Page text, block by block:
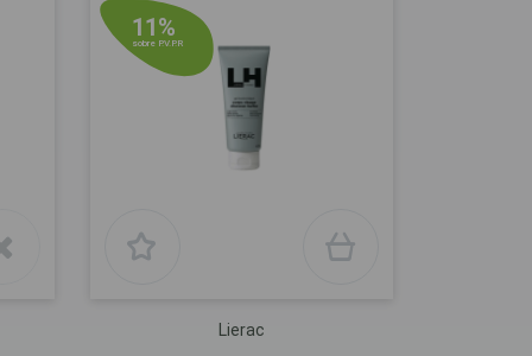
11%
sobre P.V.P.R
Lierac